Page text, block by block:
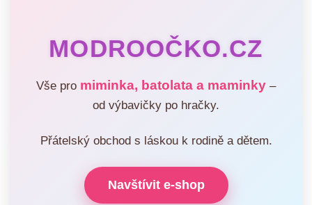
MODROOČKO.CZ
Vše pro miminka, batolata a maminky –
od výbavičky po hračky.
Přátelský obchod s láskou k rodině a dětem.
Navštívit e-shop